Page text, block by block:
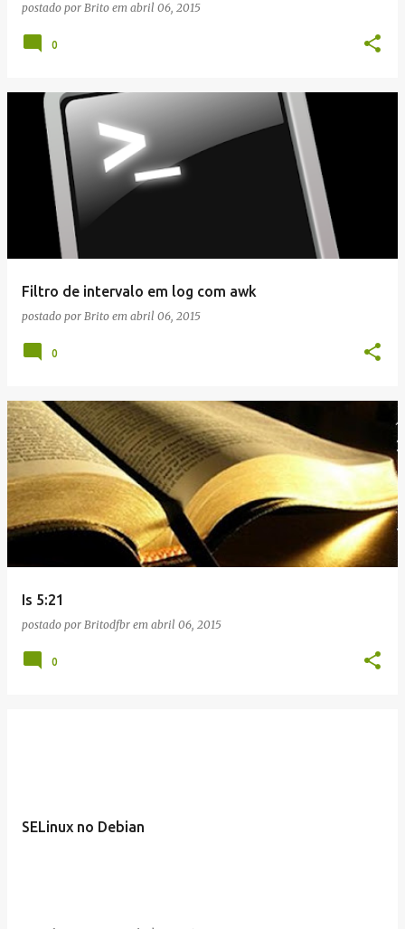
postado por Brito em abril 06, 2015
0
Filtro de intervalo em log com awk
postado por Brito em abril 06, 2015
0
Is 5:21
postado por Britodfbr em abril 06, 2015
0
SELinux no Debian